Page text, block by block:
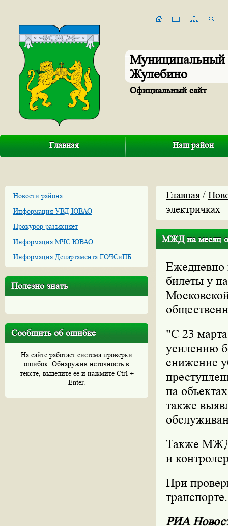
Муниципальный
Жулебино
Официальный сайт
Главная Наш район
Новости района
Информация УВД ЮВАО
Прокурор разъясняет
Информация МЧС ЮВАО
Информация Департамента ГОЧСиПБ
Полезно знать
Сообщить об ошибке
На сайте работает система проверки
ошибок. Обнаружив неточность в
тексте, выделите ее и нажмите Ctrl +
Enter.
Главная /
электричках
МЖД на месяц
Ежедневно
билеты у
"С 23
усилению
снижение
на
также
Также МЖД
и
При
транспорте.
РИА